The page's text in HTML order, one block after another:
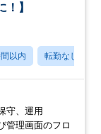
】
以内 転勤なし
守、運用
管理画面のフロ